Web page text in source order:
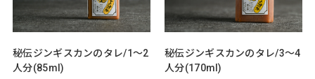
秘伝ジンギスカンのタレ/1～2
人分(85ml)
秘伝ジンギスカンのタレ/3～4
人分(170ml)